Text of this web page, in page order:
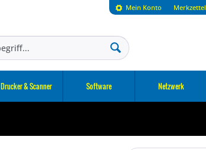
Mein Konto Merkzettel
Drucker & Scanner Software Netzwerk